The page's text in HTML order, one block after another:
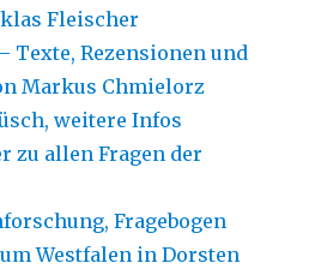
Fleischer
Texte, Rezensionen und
Markus Chmielorz
weitere Infos
zu allen Fragen der
Fragebogen
Westfalen in Dorsten